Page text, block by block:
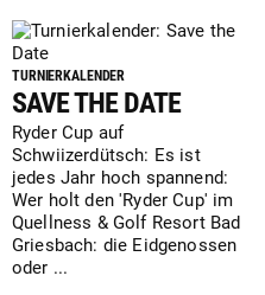
TURNIERKALENDER
SAVE THE DATE
Ryder Cup auf
Schwiizerdütsch: Es ist
jedes Jahr hoch spannend:
Wer holt den 'Ryder Cup' im
Quellness & Golf Resort Bad
Griesbach: die Eidgenossen
oder ...